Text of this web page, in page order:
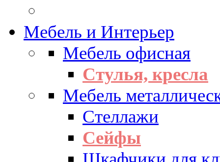
Мебель и Интерьер
Мебель офисная
Стулья, кресла
Мебель
Стеллажи
Сейфы